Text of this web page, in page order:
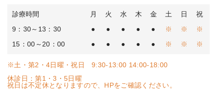
診療時間 月 火 水 木 金 土 日
祝
9：30～13：30
● ● ● ● ● ※ ※
※
15：00～20：00
● ● ● ● ● ※ ※ ※
※土・第2・4日曜・祝日 9:30-13:00 14:00-18:00
休診日：第1・3・5日曜
祝日は不定休となりますので、HPをご確認ください。